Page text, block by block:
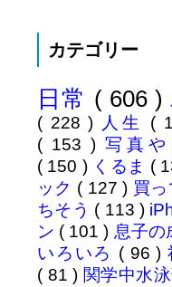
分の息子
その可能
は...
カテゴリー
日常 ( 606 )
( 228 ) 人生 (
( 153 ) 写真や
( 150 ) くるま (
ック ( 127 ) 買
ちそう ( 113 )
ン ( 101 ) 息子の
いろいろ ( 96 )
( 81 ) 関学中水